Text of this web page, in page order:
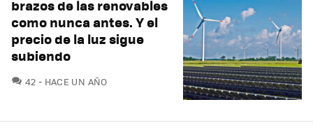
brazos de las renovables
como nunca antes. Y el
precio de la luz sigue
subiendo
42 COMENTARIOS
HACE UN AÑO